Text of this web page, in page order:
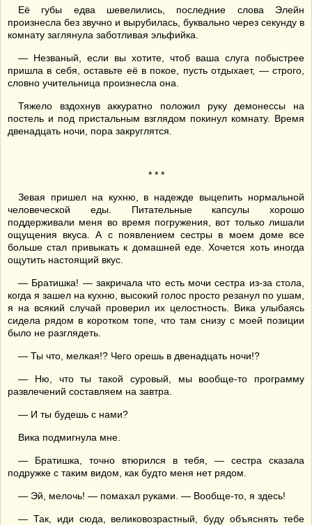
Её губы едва шевелились, последние слова Элейн
произнесла без звучно и вырубилась, буквально через секунду в
комнату заглянула заботливая эльфийка.
— Незваный, если вы хотите, чтоб ваша слуга побыстрее
пришла в себя, оставьте её в покое, пусть отдыхает, — строго,
словно учительница произнесла она.
Тяжело вздохнув аккуратно положил руку демонессы на
постель и под пристальным взглядом покинул комнату. Время
двенадцать ночи, пора закруглятся.
* * *
Зевая пришел на кухню, в надежде выцепить нормальной
человеческой еды. Питательные капсулы хорошо
поддерживали меня во время погружения, вот только лишали
ощущения вкуса. А с появлением сестры в моем доме все
больше стал привыкать к домашней еде. Хочется хоть иногда
ощутить настоящий вкус.
— Братишка! — закричала что есть мочи сестра из-за стола,
когда я зашел на кухню, высокий голос просто резанул по ушам,
я на всякий случай проверил их целостность. Вика улыбаясь
сидела рядом в коротком топе, что там снизу с моей позиции
было не разглядеть.
— Ты что, мелкая!? Чего орешь в двенадцать ночи!?
— Ню, что ты такой суровый, мы вообще-то программу
развлечений составляем на завтра.
— И ты будешь с нами?
Вика подмигнула мне.
— Братишка, точно втюрился в тебя, — сестра сказала
подружке с таким видом, как будто меня нет рядом.
— Эй, мелочь! — помахал руками. — Вообще-то, я здесь!
— Так, иди сюда, великовозрастный, буду объяснять тебе